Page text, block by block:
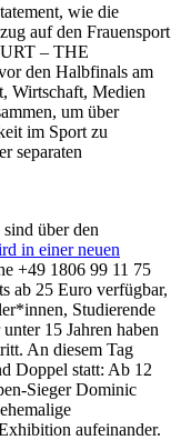
wie die
auf den Frauensport
– THE
den Halbfinals am
Wirtschaft, Medien
um über
im Sport zu
separaten
über den
in einer neuen
+49 1806 99 11 75
ab 25 Euro verfügbar,
Studierende
15 Jahren haben
An diesem Tag
Doppel statt: Ab 12
Sieger Dominic
aufeinander.